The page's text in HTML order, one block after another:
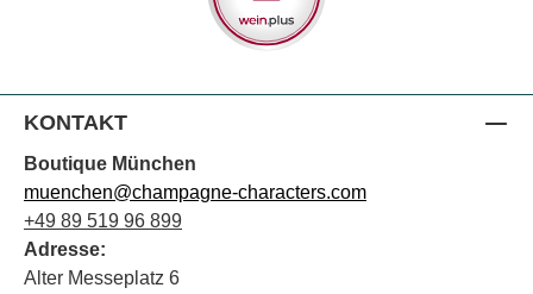
KONTAKT
Boutique München
muenchen@champagne-characters.com
+49 89 519 96 899
Adresse:
Alter Messeplatz 6